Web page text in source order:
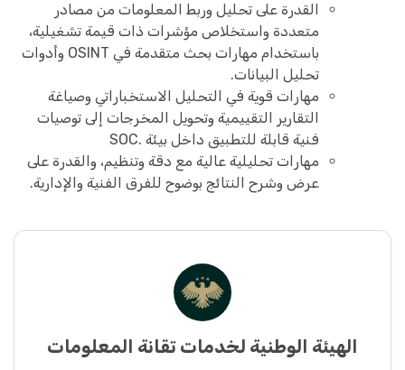
القدرة على تحليل وربط المعلومات من مصادر
متعددة واستخلاص مؤشرات ذات قيمة تشغيلية،
باستخدام مهارات بحث متقدمة في OSINT وأدوات
تحليل البيانات.
مهارات قوية في التحليل الاستخباراتي وصياغة
التقارير التقييمية وتحويل المخرجات إلى توصيات
فنية قابلة للتطبيق داخل بيئة .SOC
مهارات تحليلية عالية مع دقة وتنظيم، والقدرة على
عرض وشرح النتائج بوضوح للفرق الفنية والإدارية.
الهيئة الوطنية لخدمات تقانة المعلومات